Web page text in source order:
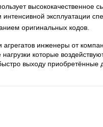
высококачественное
эксплуатации
оригинальных кодов.
агрегатов инженеры от
которые
выходу приобретённые